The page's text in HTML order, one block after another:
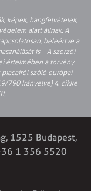
képek, hangfelvételek,
alatt állnak. A
beleértve a
is – A szerzői
értelmében a törvény
piacairól szóló európai
790 Irányelve) 4. cikke
1525 Budapest,
1 356 5520